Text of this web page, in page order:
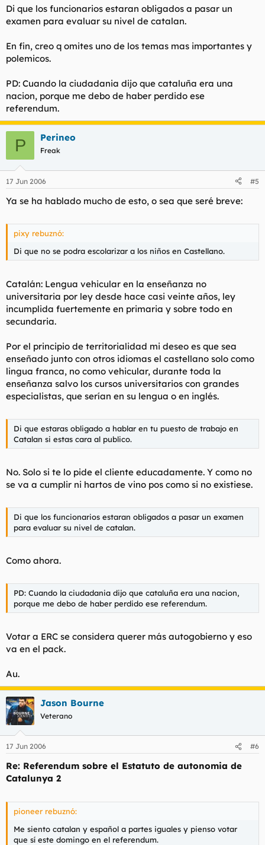
Di que los funcionarios estaran obligados a pasar un
examen para evaluar su nivel de catalan.
En fin, creo q omites uno de los temas mas importantes y
polemicos.
PD: Cuando la ciudadania dijo que cataluña era una
nacion, porque me debo de haber perdido ese
referendum.
P Perineo
Freak
17 Jun 2006 #5
Ya se ha hablado mucho de esto, o sea que seré breve:
pixy rebuznó:
Di que no se podra escolarizar a los niños en Castellano.
Catalán: Lengua vehicular en la enseñanza no
universitaria por ley desde hace casi veinte años, ley
incumplida fuertemente en primaria y sobre todo en
secundaria.
Por el principio de territorialidad mi deseo es que sea
enseñado junto con otros idiomas el castellano solo como
lingua franca, no como vehicular, durante toda la
enseñanza salvo los cursos universitarios con grandes
especialistas, que serían en su lengua o en inglés.
Di que estaras obligado a hablar en tu puesto de trabajo en
Catalan si estas cara al publico.
No. Solo si te lo pide el cliente educadamente. Y como no
se va a cumplir ni hartos de vino pos como si no existiese.
Di que los funcionarios estaran obligados a pasar un examen
para evaluar su nivel de catalan.
Como ahora.
PD: Cuando la ciudadania dijo que cataluña era una nacion,
porque me debo de haber perdido ese referendum.
Votar a ERC se considera querer más autogobierno y eso
va en el pack.
Au.
Jason Bourne
Veterano
17 Jun 2006 #6
Re: Referendum sobre el Estatuto de autonomia de
Catalunya 2
pioneer rebuznó:
Me siento catalan y español a partes iguales y pienso votar
que sí este domingo en el referendum.